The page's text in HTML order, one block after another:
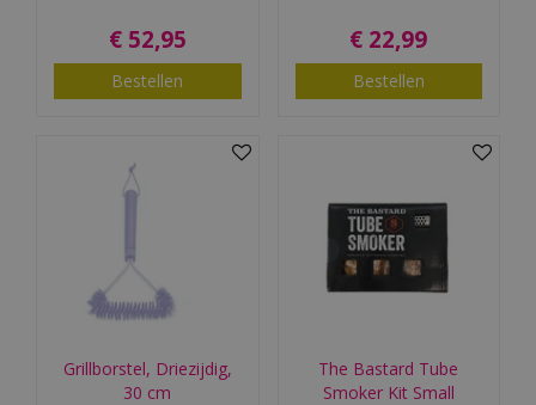
€ 52,95
Bestellen
€ 22,99
Bestellen
Grillborstel, Driezijdig,
30 cm
The Bastard Tube
Smoker Kit Small